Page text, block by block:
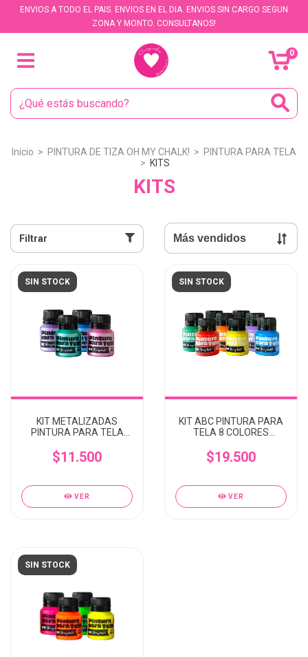
ENVIOS A TODO EL PAIS. ENVIOS EN EL DIA. ENVIOS SIN CARGO SEGUN
ZONA Y MONTO. CONSULTANOS!
0
Inicio > PINTURA DE TIZA OH MY CHALK! > PINTURA PARA TELA
> KITS
KITS
Filtrar
SIN STOCK
KIT METALIZADAS
PINTURA PARA TELA
40CC OH MY CHALK
$11.500
VER
SIN STOCK
KIT ABC PINTURA PARA
TELA 8 COLORES
CHALK
$19.500
VER
SIN STOCK